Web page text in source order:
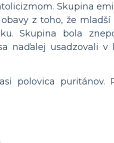
Skupina
obavy z toho, že
Skupina bola
naďalej usadzovali v
polovica puritánov.